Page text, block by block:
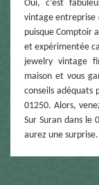
Oui, c’est
vintage entreprise
puisque Comptoir
et expérimentée
jewelry vintage
maison et vous
conseils adéquats
01250. Alors,
Sur Suran dans le
aurez une